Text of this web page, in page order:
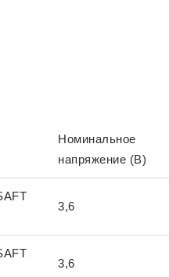
Номинальное
напряжение (В)
3,6
3,6